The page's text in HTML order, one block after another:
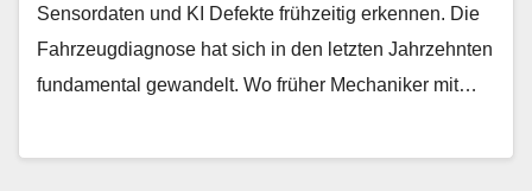
Sensordaten und KI Defekte frühzeitig erkennen. Die
Fahrzeugdiagnose hat sich in den letzten Jahrzehnten
fundamental gewandelt. Wo früher Mechaniker mit…